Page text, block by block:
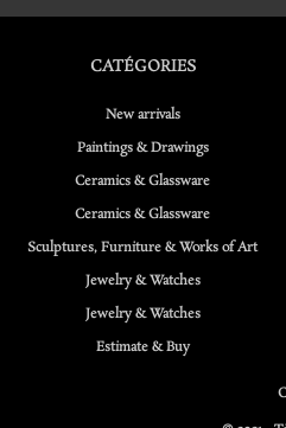
CATÉGORIES
New arrivals
Paintings & Drawings
Ceramics & Glassware
Ceramics & Glassware
Sculptures, Furniture & Works of Art
Jewelry & Watches
Jewelry & Watches
Estimate & Buy